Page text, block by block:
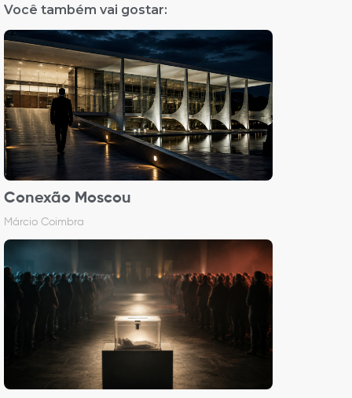
Você também vai gostar:
Conexão Moscou
Márcio Coimbra